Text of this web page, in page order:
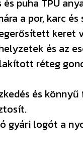
a por, karc
keret
és az
réteg
és
gyári logót a